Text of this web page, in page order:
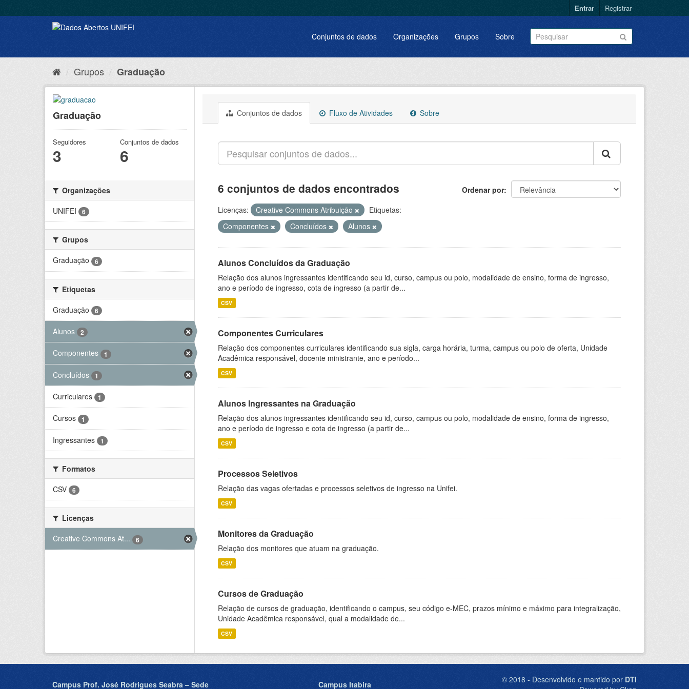
Entrar Registrar
Conjuntos de dados Organizações Grupos Sobre
Grupos Graduação
Graduação
Seguidores
3
Conjuntos de dados
6
Organizações
UNIFEI
6
Grupos
Graduação
6
Etiquetas
Graduação
6
Alunos 2
Componentes 1
Concluídos 1
Curriculares 1
Cursos 1
Ingressantes 1
Formatos
CSV
6
Licenças
Creative Commons At...
6
Conjuntos de dados Fluxo de Atividades Sobre
Ordenar por
6 conjuntos de dados encontrados
Licenças: Creative Commons Atribuição
Etiquetas:
Componentes
Concluídos Alunos
Alunos Concluídos da Graduação
Relação dos alunos ingressantes identificando seu id, curso, campus ou polo, modalidade de ensino, forma de ingresso,
ano e período de ingresso, cota de ingresso (a partir de...
CSV
Componentes Curriculares
Relação dos componentes curriculares identificando sua sigla, carga horária, turma, campus ou polo de oferta, Unidade
Acadêmica responsável, docente ministrante, ano e período...
CSV
Alunos Ingressantes na Graduação
Relação dos alunos ingressantes identificando seu id, curso, campus ou polo, modalidade de ensino, forma de ingresso,
ano e período de ingresso e cota de ingresso (a partir de...
CSV
Processos Seletivos
Relação das vagas ofertadas e processos seletivos de ingresso na Unifei.
CSV
Monitores da Graduação
Relação dos monitores que atuam na graduação.
CSV
Cursos de Graduação
Relação de cursos de graduação, identificando o campus, seu código e-MEC, prazos mínimo e máximo para integralização,
Unidade Acadêmica responsável, qual a modalidade de...
CSV
Campus Prof. José Rodrigues Seabra – Sede Campus Itabira © 2018 - Desenvolvido e mantido por DTI